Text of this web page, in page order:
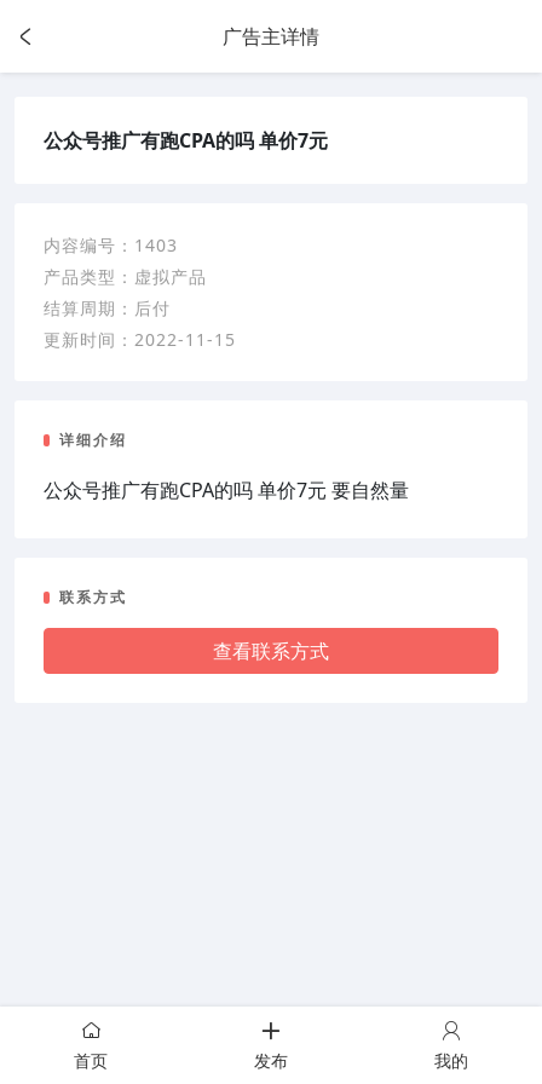
广告主详情
公众号推广有跑CPA的吗 单价7元
内容编号： 1403
产品类型： 虚拟产品
结算周期： 后付
更新时间： 2022-11-15
详细介绍
公众号推广有跑CPA的吗 单价7元 要自然量
联系方式
查看联系方式
首页 发布 我的